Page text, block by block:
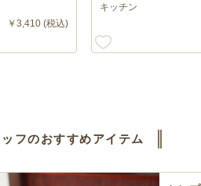
￥3,410 (税込)
キッチン
フのおすすめアイテム